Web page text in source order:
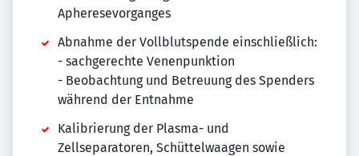
Apheresevorganges
Abnahme der Vollblutspende einschließlich:
- sachgerechte Venenpunktion
- Beobachtung und Betreuung des Spenders
während der Entnahme
Kalibrierung der Plasma- und
Zellseparatoren, Schüttelwaagen sowie